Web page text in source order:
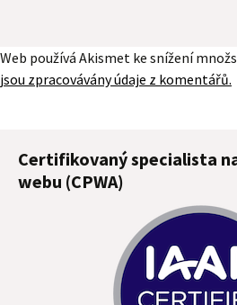
Web používá Akismet ke snížení
jsou zpracovávány údaje z komentářů.
Certifikovaný specialista
webu (CPWA)